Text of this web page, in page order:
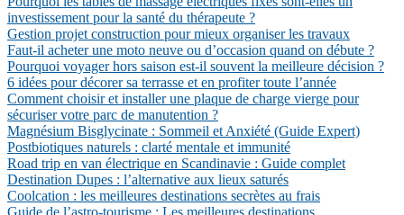
investissement pour la santé du thérapeute ?
Gestion projet construction pour mieux organiser les travaux
Faut-il acheter une moto neuve ou d’occasion quand on débute ?
Pourquoi voyager hors saison est-il souvent la meilleure décision ?
6 idées pour décorer sa terrasse et en profiter toute l’année
Comment choisir et installer une plaque de charge vierge pour
sécuriser votre parc de manutention ?
Magnésium Bisglycinate : Sommeil et Anxiété (Guide Expert)
Postbiotiques naturels : clarté mentale et immunité
Road trip en van électrique en Scandinavie : Guide complet
Destination Dupes : l’alternative aux lieux saturés
Coolcation : les meilleures destinations secrètes au frais
Guide de l’astro-tourisme : Les meilleures destinations